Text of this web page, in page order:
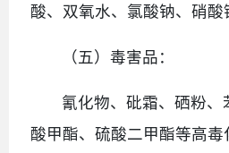
酸、双氧水、氯酸钠、硝酸
（五）毒害品：
氰化物、砒霜、硒粉
酸甲酯、硫酸二甲酯等高